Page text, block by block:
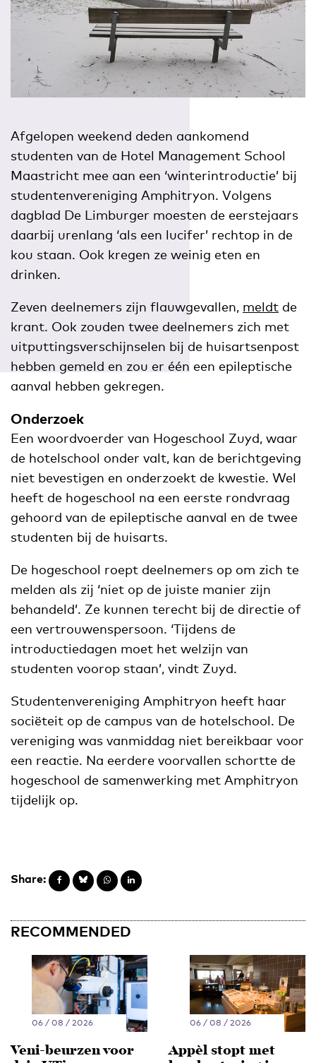
Afgelopen weekend deden aankomend
studenten van de Hotel Management School
Maastricht mee aan een ‘winterintroductie’ bij
studentenvereniging Amphitryon. Volgens
dagblad De Limburger moesten de eerstejaars
daarbij urenlang ‘als een lucifer’ rechtop in de
kou staan. Ook kregen ze weinig eten en
drinken.
Zeven deelnemers zijn flauwgevallen, meldt de
krant. Ook zouden twee deelnemers zich met
uitputtingsverschijnselen bij de huisartsenpost
hebben gemeld en zou er één een epileptische
aanval hebben gekregen.
Onderzoek
Een woordvoerder van Hogeschool Zuyd, waar
de hotelschool onder valt, kan de berichtgeving
niet bevestigen en onderzoekt de kwestie. Wel
heeft de hogeschool na een eerste rondvraag
gehoord van de epileptische aanval en de twee
studenten bij de huisarts.
De hogeschool roept deelnemers op om zich te
melden als zij ‘niet op de juiste manier zijn
behandeld’. Ze kunnen terecht bij de directie of
een vertrouwenspersoon. ‘Tijdens de
introductiedagen moet het welzijn van
studenten voorop staan’, vindt Zuyd.
Studentenvereniging Amphitryon heeft haar
sociëteit op de campus van de hotelschool. De
vereniging was vanmiddag niet bereikbaar voor
een reactie. Na eerdere voorvallen schortte de
hogeschool de samenwerking met Amphitryon
tijdelijk op.
Share:
RECOMMENDED
06 / 08 / 2026
Veni-beurzen voor
06 / 08 / 2026
Appèl stopt met